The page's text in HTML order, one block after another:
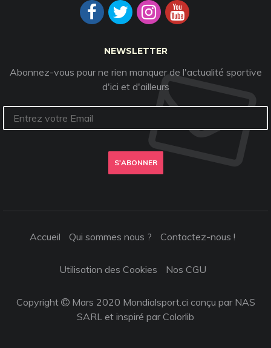
NEWSLETTER
Abonnez-vous pour ne rien manquer de l'actualité sportive
d'ici et d'ailleurs
S'ABONNER
Accueil Qui sommes nous ? Contactez-nous !
Utilisation des Cookies Nos CGU
Copyright
Mars 2020 Mondialsport.ci conçu par NAS
SARL et inspiré parColorlib